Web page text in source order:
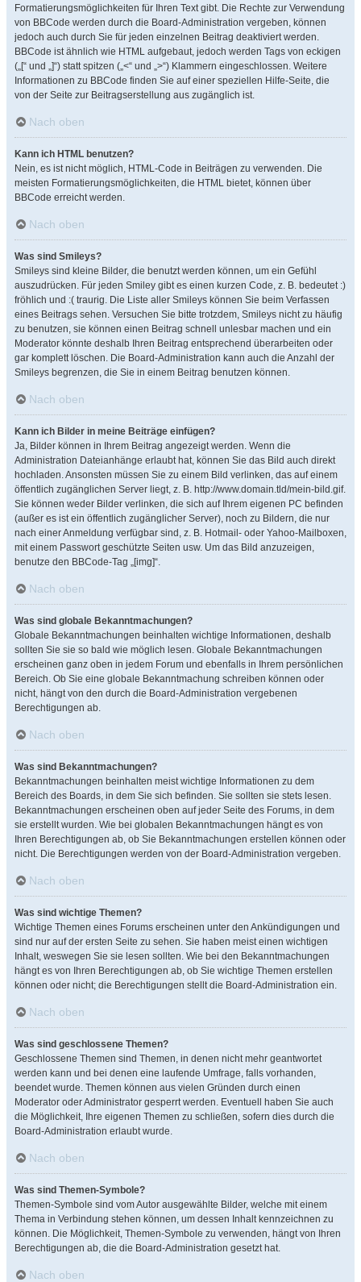
Formatierungsmöglichkeiten für Ihren Text gibt. Die Rechte zur Verwendung
von BBCode werden durch die Board-Administration vergeben, können
jedoch auch durch Sie für jeden einzelnen Beitrag deaktiviert werden.
BBCode ist ähnlich wie HTML aufgebaut, jedoch werden Tags von eckigen
(„[“ und „]“) statt spitzen („<“ und „>“) Klammern eingeschlossen. Weitere
Informationen zu BBCode finden Sie auf einer speziellen Hilfe-Seite, die
von der Seite zur Beitragserstellung aus zugänglich ist.
Nach oben
Kann ich HTML benutzen?
Nein, es ist nicht möglich, HTML-Code in Beiträgen zu verwenden. Die
meisten Formatierungsmöglichkeiten, die HTML bietet, können über
BBCode erreicht werden.
Nach oben
Was sind Smileys?
Smileys sind kleine Bilder, die benutzt werden können, um ein Gefühl
auszudrücken. Für jeden Smiley gibt es einen kurzen Code, z. B. bedeutet :)
fröhlich und :( traurig. Die Liste aller Smileys können Sie beim Verfassen
eines Beitrags sehen. Versuchen Sie bitte trotzdem, Smileys nicht zu häufig
zu benutzen, sie können einen Beitrag schnell unlesbar machen und ein
Moderator könnte deshalb Ihren Beitrag entsprechend überarbeiten oder
gar komplett löschen. Die Board-Administration kann auch die Anzahl der
Smileys begrenzen, die Sie in einem Beitrag benutzen können.
Nach oben
Kann ich Bilder in meine Beiträge einfügen?
Ja, Bilder können in Ihrem Beitrag angezeigt werden. Wenn die
Administration Dateianhänge erlaubt hat, können Sie das Bild auch direkt
hochladen. Ansonsten müssen Sie zu einem Bild verlinken, das auf einem
öffentlich zugänglichen Server liegt, z. B. http://www.domain.tld/mein-bild.gif.
Sie können weder Bilder verlinken, die sich auf Ihrem eigenen PC befinden
(außer es ist ein öffentlich zugänglicher Server), noch zu Bildern, die nur
nach einer Anmeldung verfügbar sind, z. B. Hotmail- oder Yahoo-Mailboxen,
mit einem Passwort geschützte Seiten usw. Um das Bild anzuzeigen,
benutze den BBCode-Tag „[img]“.
Nach oben
Was sind globale Bekanntmachungen?
Globale Bekanntmachungen beinhalten wichtige Informationen, deshalb
sollten Sie sie so bald wie möglich lesen. Globale Bekanntmachungen
erscheinen ganz oben in jedem Forum und ebenfalls in Ihrem persönlichen
Bereich. Ob Sie eine globale Bekanntmachung schreiben können oder
nicht, hängt von den durch die Board-Administration vergebenen
Berechtigungen ab.
Nach oben
Was sind Bekanntmachungen?
Bekanntmachungen beinhalten meist wichtige Informationen zu dem
Bereich des Boards, in dem Sie sich befinden. Sie sollten sie stets lesen.
Bekanntmachungen erscheinen oben auf jeder Seite des Forums, in dem
sie erstellt wurden. Wie bei globalen Bekanntmachungen hängt es von
Ihren Berechtigungen ab, ob Sie Bekanntmachungen erstellen können oder
nicht. Die Berechtigungen werden von der Board-Administration vergeben.
Nach oben
Was sind wichtige Themen?
Wichtige Themen eines Forums erscheinen unter den Ankündigungen und
sind nur auf der ersten Seite zu sehen. Sie haben meist einen wichtigen
Inhalt, weswegen Sie sie lesen sollten. Wie bei den Bekanntmachungen
hängt es von Ihren Berechtigungen ab, ob Sie wichtige Themen erstellen
können oder nicht; die Berechtigungen stellt die Board-Administration ein.
Nach oben
Was sind geschlossene Themen?
Geschlossene Themen sind Themen, in denen nicht mehr geantwortet
werden kann und bei denen eine laufende Umfrage, falls vorhanden,
beendet wurde. Themen können aus vielen Gründen durch einen
Moderator oder Administrator gesperrt werden. Eventuell haben Sie auch
die Möglichkeit, Ihre eigenen Themen zu schließen, sofern dies durch die
Board-Administration erlaubt wurde.
Nach oben
Was sind Themen-Symbole?
Themen-Symbole sind vom Autor ausgewählte Bilder, welche mit einem
Thema in Verbindung stehen können, um dessen Inhalt kennzeichnen zu
können. Die Möglichkeit, Themen-Symbole zu verwenden, hängt von Ihren
Berechtigungen ab, die die Board-Administration gesetzt hat.
Nach oben